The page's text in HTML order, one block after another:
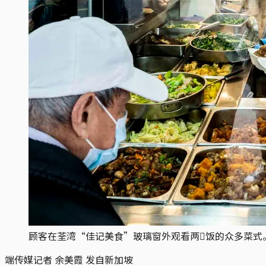
顾客在荃湾“佳记美食”玻璃窗外观看两𩠌饭的众多菜式
端传媒记者 余美霞 发自新加坡